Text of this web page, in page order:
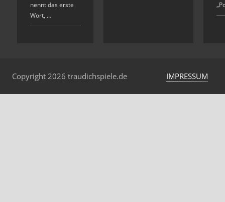
nennt das erste
Wort, …
Copyright 2026 traudichspiele.de IMPRESSUM